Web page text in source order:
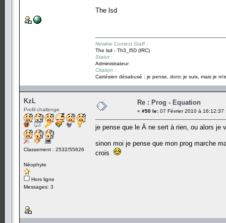
The lsd
Newbie Contest Staff :
The lsd - Th3_l5D (IRC)
Statut :
Administrateur
Citation :
Cartésien désabusé : je pense, donc je suis, mais je
KzL
Profil challenge
Classement : 2532/55626
Néophyte
Hors ligne
Messages: 3
Re : Prog - Equation
« #50 le: 07 Février 2010 à 16:12:37
je pense que le Â ne sert à rien, ou alors je
sinon moi je pense que mon prog marche
crois